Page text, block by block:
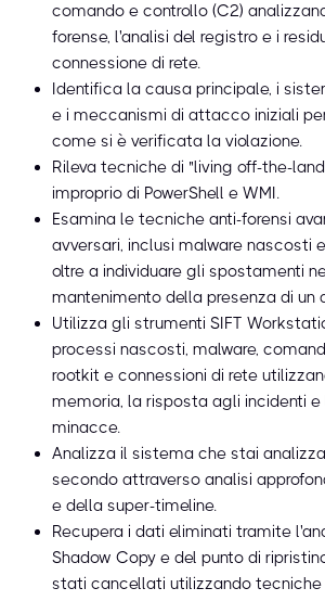
comando e controllo (C2)
forense, l'analisi del registro e i
connessione di rete.
Identifica la causa principale, i
e i meccanismi di attacco iniziali
come si è verificata la violazione.
Rileva tecniche di "living off-the-
improprio di PowerShell e WMI.
Esamina le tecniche anti-forensi
avversari, inclusi malware nascosti
oltre a individuare gli spostamenti
mantenimento della presenza di un
Utilizza gli strumenti SIFT
processi nascosti, malware,
rootkit e connessioni di rete
memoria, la risposta agli incidenti
minacce.
Analizza il sistema che stai
secondo attraverso analisi
e della super-timeline.
Recupera i dati eliminati tramite
Shadow Copy e del punto di
stati cancellati utilizzando tecniche